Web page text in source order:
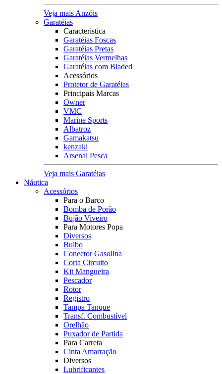
Veja mais Anzóis
Garatéias
Característica
Garatéias Foscas
Garatéias Pretas
Garatéias Vermelhas
Garatéias com Bladed
Acessórios
Protetor de Garatéias
Principais Marcas
Owner
VMC
Marine Sports
Albatroz
Gamakatsu
kenzaki
Arsenal Pesca
Veja mais Garatéias
Náutica
Acessórios
Para o Barco
Bomba de Porão
Bujão Viveiro
Para Motores Popa
Diversos
Bulbo
Conector Gasolina
Corta Circuito
Kit Mangueira
Pescador
Rotor
Registro
Tampa Tanque
Transf. Combustível
Orelhão
Puxador de Partida
Para Carreta
Cinta Amarração
Diversos
Lubrificantes